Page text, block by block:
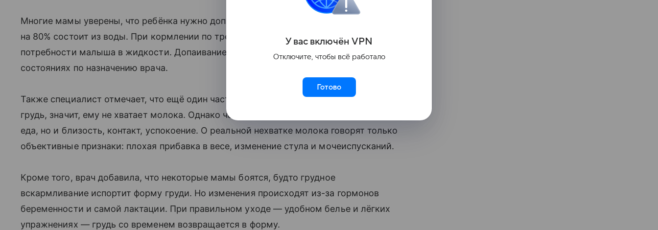
Многие мамы уверены, что ребёнка нужно допаивать водой, но грудное молоко
на 80% состоит из воды. При кормлении по требованию оно полностью покрывает
потребности малыша в жидкости. Допаивание оправдано только при болезненных
состояниях по назначению врача.
Также специалист отмечает, что ещё один частый страх: если ребёнок часто просит
грудь, значит, ему не хватает молока. Однако частое прикладывание — это не только
еда, но и близость, контакт, успокоение. О реальной нехватке молока говорят только
объективные признаки: плохая прибавка в весе, изменение стула и мочеиспусканий.
Кроме того, врач добавила, что некоторые мамы боятся, будто грудное
вскармливание испортит форму груди. Но изменения происходят из-за гормонов
беременности и самой лактации. При правильном уходе — удобном белье и лёгких
упражнениях — грудь со временем возвращается в форму.
У вас включён VPN
Отключите, чтобы всё работало
Готово